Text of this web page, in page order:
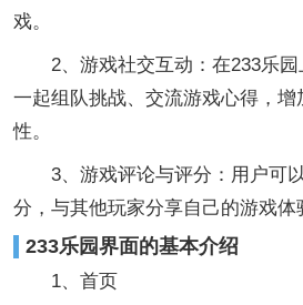
戏。
2、游戏社交互动：在233乐园
一起组队挑战、交流游戏心得，增
性。
3、游戏评论与评分：用户可
分，与其他玩家分享自己的游戏体
233乐园界面的基本介绍
1、首页